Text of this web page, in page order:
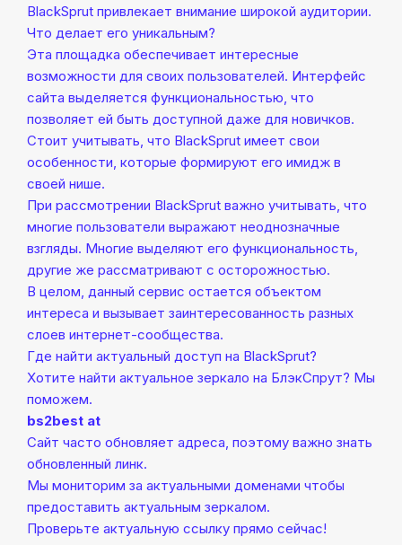
BlackSprut привлекает внимание широкой аудитории.
Что делает его уникальным?
Эта площадка обеспечивает интересные
возможности для своих пользователей. Интерфейс
сайта выделяется функциональностью, что
позволяет ей быть доступной даже для новичков.
Стоит учитывать, что BlackSprut имеет свои
особенности, которые формируют его имидж в
своей нише.
При рассмотрении BlackSprut важно учитывать, что
многие пользователи выражают неоднозначные
взгляды. Многие выделяют его функциональность,
другие же рассматривают с осторожностью.
В целом, данный сервис остается объектом
интереса и вызывает заинтересованность разных
слоев интернет-сообщества.
Где найти актуальный доступ на BlackSprut?
Хотите найти актуальное зеркало на БлэкСпрут? Мы
поможем.
bs2best at
Сайт часто обновляет адреса, поэтому важно знать
обновленный линк.
Мы мониторим за актуальными доменами чтобы
предоставить актуальным зеркалом.
Проверьте актуальную ссылку прямо сейчас!